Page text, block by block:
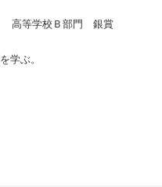
高等学校Ｂ部門 銀賞
学ぶ。